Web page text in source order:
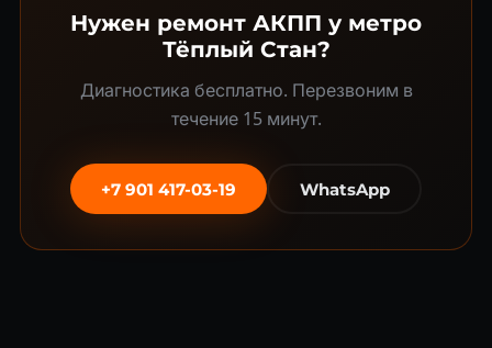
Нужен ремонт АКПП у метро
Тёплый Стан?
Диагностика бесплатно. Перезвоним в
течение 15 минут.
+7 901 417-03-19 WhatsApp